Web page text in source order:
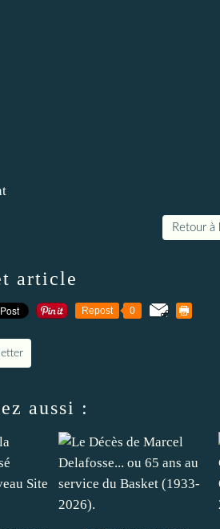
Retour à
article
Repost 0
aussi :